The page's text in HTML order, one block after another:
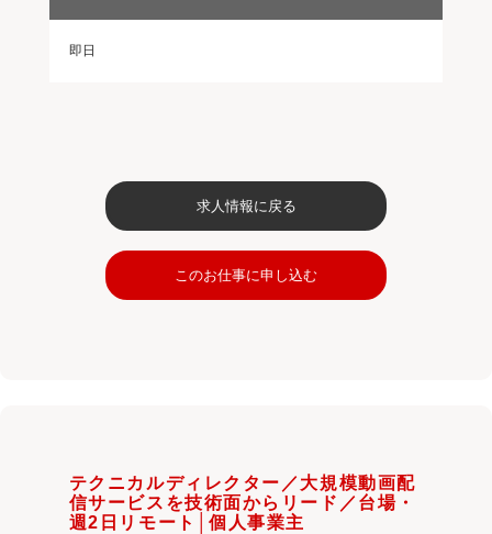
即日
求人情報に戻る
このお仕事に申し込む
テクニカルディレクター／大規模動画配
信サービスを技術面からリード／台場・
週2日リモート│個人事業主